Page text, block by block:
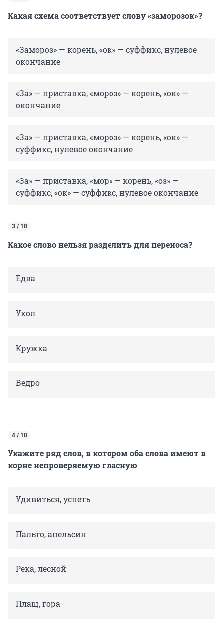
Какая схема соответствует слову «заморозок»?
«Замороз» — корень, «ок» — суффикс, нулевое
окончание
«За» — приставка, «мороз» — корень, «ок» —
окончание
«За» — приставка, «мороз» — корень, «ок» —
суффикс, нулевое окончание
«За» — приставка, «мор» — корень, «оз» —
суффикс, «ок» — суффикс, нулевое окончание
3 / 10
Какое слово нельзя разделить для переноса?
Едва
Укол
Кружка
Ведро
4 / 10
Укажите ряд слов, в котором оба слова имеют в
корне непроверяемую гласную
Удивиться, успеть
Пальто, апельсин
Река, лесной
Плащ, гора